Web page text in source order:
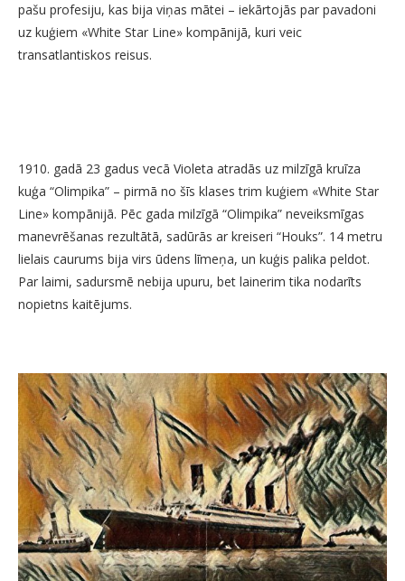
pašu profesiju, kas bija viņas mātei – iekārtojās par pavadoni
uz kuģiem «White Star Line» kompānijā, kuri veic
transatlantiskos reisus.
1910. gadā 23 gadus vecā Violeta atradās uz milzīgā kruīza
kuģa “Olimpika” – pirmā no šīs klases trim kuģiem «White Star
Line» kompānijā. Pēc gada milzīgā “Olimpika” neveiksmīgas
manevrēšanas rezultātā, sadūrās ar kreiseri “Houks”. 14 metru
lielais caurums bija virs ūdens līmeņa, un kuģis palika peldot.
Par laimi, sadursmē nebija upuru, bet lainerim tika nodarīts
nopietns kaitējums.